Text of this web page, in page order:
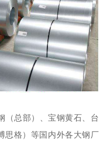
（总部）、宝钢黄石、台
思格）等国内外各大钢厂